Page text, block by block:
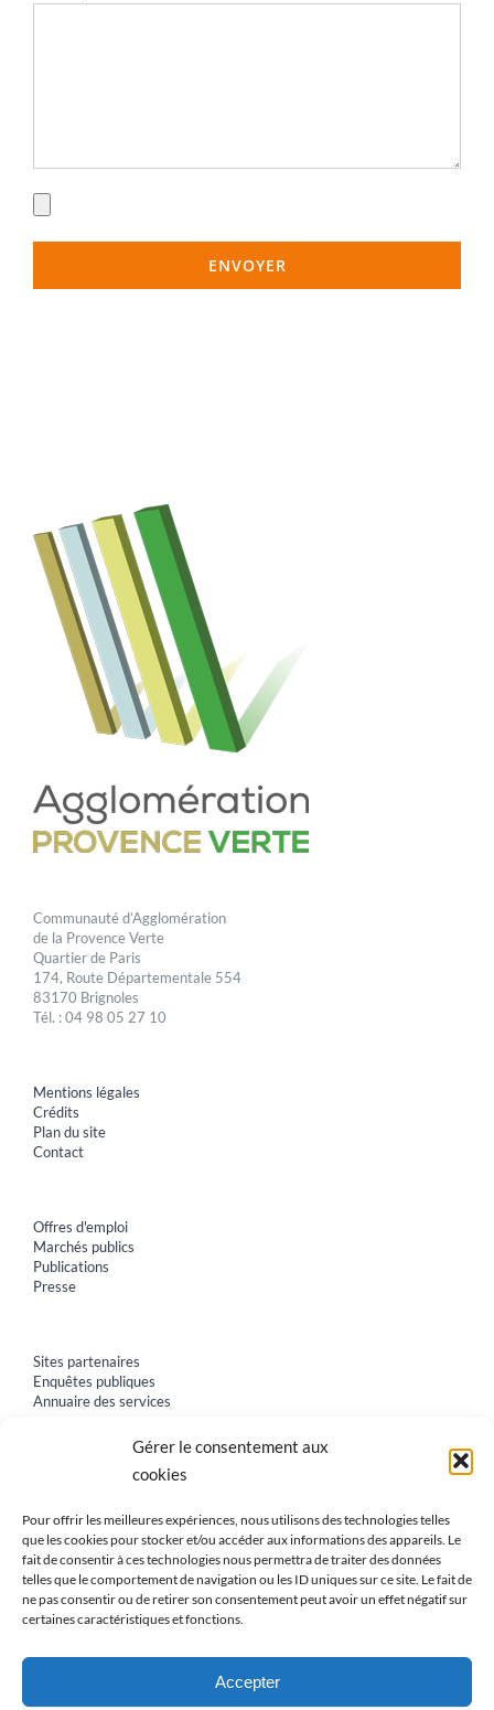
Gérer le consentement aux
cookies
Pour offrir les meilleures expériences, nous utilisons des technologies telles
que les cookies pour stocker et/ou accéder aux informations des appareils. Le
fait de consentir à ces technologies nous permettra de traiter des données
telles que le comportement de navigation ou les ID uniques sur ce site. Le fait de
ne pas consentir ou de retirer son consentement peut avoir un effet négatif sur
certaines caractéristiques et fonctions.
Accepter
Communauté d’Agglomération
de la Provence Verte
Quartier de Paris
174, Route Départementale 554
83170 Brignoles
Tél. : 04 98 05 27 10
Mentions légales
Crédits
Plan du site
Contact
Offres d'emploi
Marchés publics
Publications
Presse
Sites partenaires
Enquêtes publiques
Annuaire des services